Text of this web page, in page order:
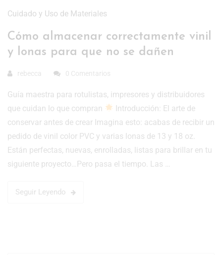
Cuidado y Uso de Materiales
Cómo almacenar correctamente vinil
y lonas para que no se dañen
rebecca 0 Comentarios
Guía maestra para rotulistas, impresores y distribuidores
que cuidan lo que compran
Introducción: El arte de
conservar antes de crear Imagina esto: acabas de recibir un
pedido de vinil color PVC y varias lonas de 13 y 18 oz.
Están perfectas, nuevas, enrolladas, listas para brillar en tu
siguiente proyecto…Pero pasa el tiempo. Las …
Seguir Leyendo